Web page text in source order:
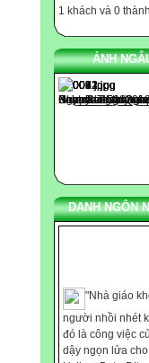
1 khách và 0
ẢNH
DANH NGÔN
người nhồi nhét
đó là công việc
dậy ngọn lửa
Uyliam Batơ Dit.